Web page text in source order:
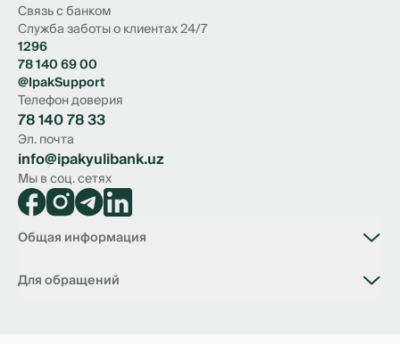
Связь с банком
Служба заботы о клиентах 24/7
1296
78 140 69 00
@IpakSupport
Телефон доверия
78 140 78 33
Эл. почта
info@ipakyulibank.uz
Мы в соц. сетях
Общая информация
Вакансии
Для обращений